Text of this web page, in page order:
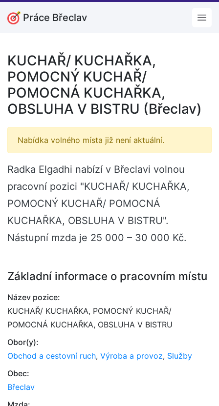
Práce Břeclav
KUCHAŘ/ KUCHAŘKA,
POMOCNÝ KUCHAŘ/
POMOCNÁ KUCHAŘKA,
OBSLUHA V BISTRU (Břeclav)
Nabídka volného místa již není aktuální.
Radka Elgadhi nabízí v Břeclavi volnou
pracovní pozici "KUCHAŘ/ KUCHAŘKA,
POMOCNÝ KUCHAŘ/ POMOCNÁ
KUCHAŘKA, OBSLUHA V BISTRU".
Nástupní mzda je 25 000 – 30 000 Kč.
Základní informace o pracovním místu
Název pozice:
KUCHAŘ/ KUCHAŘKA, POMOCNÝ KUCHAŘ/
POMOCNÁ KUCHAŘKA, OBSLUHA V BISTRU
Obor(y):
Obchod a cestovní ruch, Výroba a provoz, Služby
Obec:
Břeclav